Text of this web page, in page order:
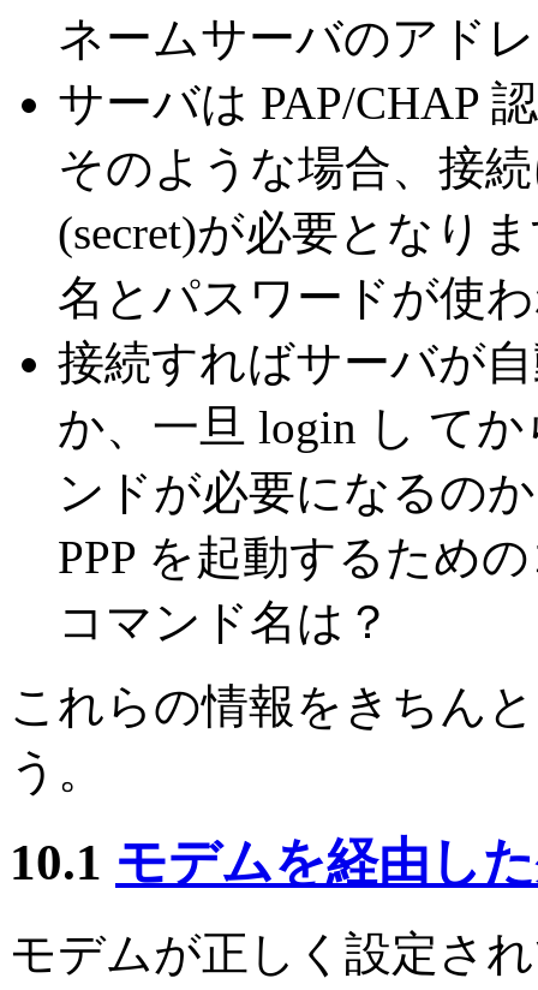
ネームサーバのアド
サーバは PAP/CHAP
そのような場合、接
(secret)が必要となり
名とパスワードが使
接続すればサーバが
か、一旦 login し て
ンドが必要になるの
PPP を起動するため
コマンド名は？
これらの情報をきちん
う。
10.1 モデムを経由し
モデムが正しく設定さ